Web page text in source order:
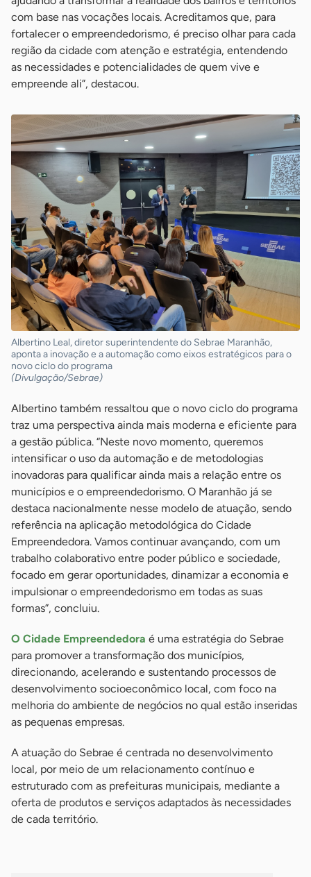
com base nas vocações locais. Acreditamos que, para
fortalecer o empreendedorismo, é preciso olhar para cada
região da cidade com atenção e estratégia, entendendo
as necessidades e potencialidades de quem vive e
empreende ali”, destacou.
Albertino Leal, diretor superintendente do Sebrae Maranhão,
aponta a inovação e a automação como eixos estratégicos para o
novo ciclo do programa
(Divulgação/Sebrae)
Albertino também ressaltou que o novo ciclo do programa
traz uma perspectiva ainda mais moderna e eficiente para
a gestão pública. “Neste novo momento, queremos
intensificar o uso da automação e de metodologias
inovadoras para qualificar ainda mais a relação entre os
municípios e o empreendedorismo. O Maranhão já se
destaca nacionalmente nesse modelo de atuação, sendo
referência na aplicação metodológica do Cidade
Empreendedora. Vamos continuar avançando, com um
trabalho colaborativo entre poder público e sociedade,
focado em gerar oportunidades, dinamizar a economia e
impulsionar o empreendedorismo em todas as suas
formas”, concluiu.
O Cidade Empreendedora é uma estratégia do Sebrae
para promover a transformação dos municípios,
direcionando, acelerando e sustentando processos de
desenvolvimento socioeconômico local, com foco na
melhoria do ambiente de negócios no qual estão inseridas
as pequenas empresas.
A atuação do Sebrae é centrada no desenvolvimento
local, por meio de um relacionamento contínuo e
estruturado com as prefeituras municipais, mediante a
oferta de produtos e serviços adaptados às necessidades
de cada território.